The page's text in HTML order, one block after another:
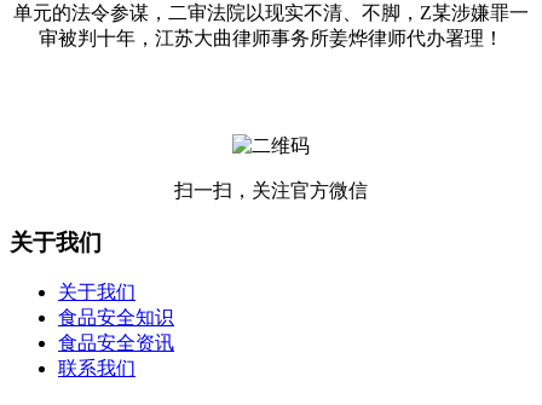
单元的法令参谋，二审法院以现实不清、不脚，Z某涉嫌罪一
审被判十年，江苏大曲律师事务所姜烨律师代办署理！
扫一扫，关注官方微信
关于我们
关于我们
食品安全知识
食品安全资讯
联系我们